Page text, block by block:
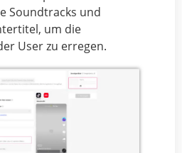
Soundtracks und
um die
User zu erregen.